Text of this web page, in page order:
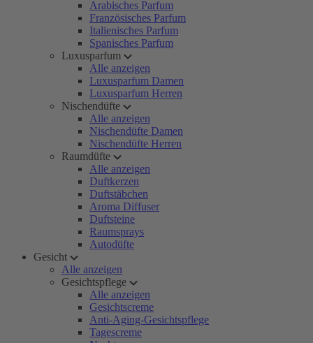
Arabisches Parfum
Französisches Parfum
Italienisches Parfum
Spanisches Parfum
Luxusparfum
Alle anzeigen
Luxusparfum Damen
Luxusparfum Herren
Nischendüfte
Alle anzeigen
Nischendüfte Damen
Nischendüfte Herren
Raumdüfte
Alle anzeigen
Duftkerzen
Duftstäbchen
Aroma Diffuser
Duftsteine
Raumsprays
Autodüfte
Gesicht
Alle anzeigen
Gesichtspflege
Alle anzeigen
Gesichtscreme
Anti-Aging-Gesichtspflege
Tagescreme